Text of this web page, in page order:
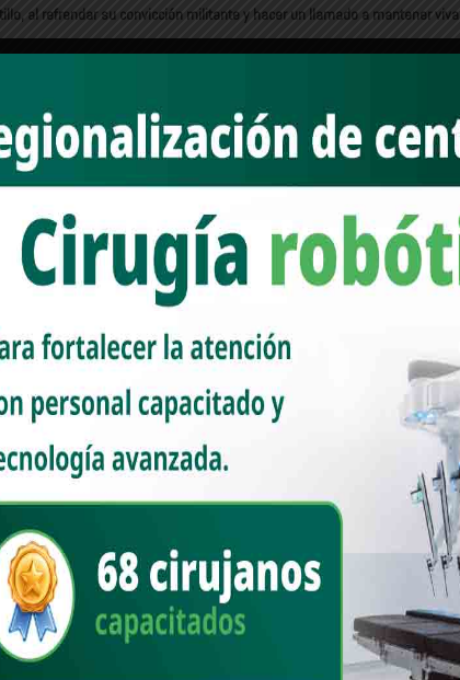
al refrendar su convicción militante y hacer un llamado a mantener viva
de Morena como partido político, el legislador respaldó el mensaje
durante el Consejo Estatal de Morena, quien subrayó que la
por decreto ni por popularidad, sino por congruencia, lealtad a la
venimos de la lucha social, guiados por el liderazgo valiente de Andrés Manuel
de que el poder solo tiene sentido si se pone al servicio del pueblo. Hoy,
nuestra presidenta, Claudia Sheinbaum, quien representa la continuidad y
”, expresó el senador.